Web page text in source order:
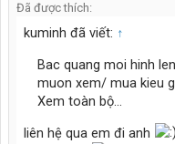
Đã được thích:
kuminh đã viết: ↑
Bac quang moi hinh
muon xem/ mua kieu
Xem toàn bộ...
liên hệ qua em đi anh